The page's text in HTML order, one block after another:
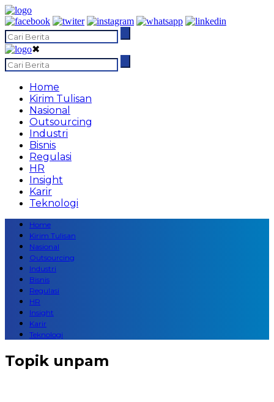
✖
Home
Kirim Tulisan
Nasional
Outsourcing
Industri
Bisnis
Regulasi
HR
Insight
Karir
Teknologi
Home
Kirim Tulisan
Nasional
Outsourcing
Industri
Bisnis
Regulasi
HR
Insight
Karir
Teknologi
Topik unpam